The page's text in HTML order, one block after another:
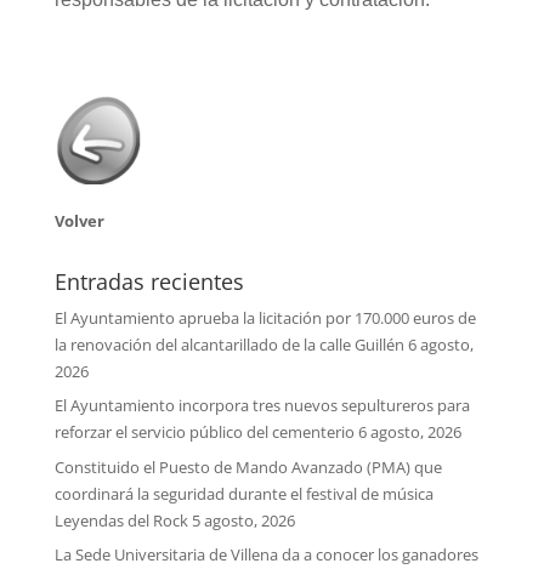
Volver
Entradas recientes
El Ayuntamiento aprueba la licitación por 170.000 euros de
la renovación del alcantarillado de la calle Guillén 6 agosto,
2026
El Ayuntamiento incorpora tres nuevos sepultureros para
reforzar el servicio público del cementerio 6 agosto, 2026
Constituido el Puesto de Mando Avanzado (PMA) que
coordinará la seguridad durante el festival de música
Leyendas del Rock 5 agosto, 2026
La Sede Universitaria de Villena da a conocer los ganadores